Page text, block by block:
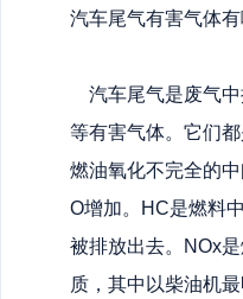
汽车尾气有害气体
汽车尾气是废气中
等有害气体。它们
燃油氧化不完全的
O增加。HC是燃料
被排放出去。NOx
质，其中以柴油机最